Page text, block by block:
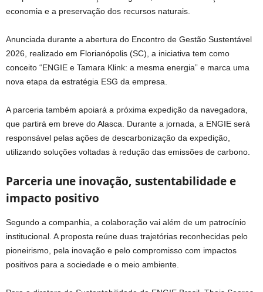
economia e a preservação dos recursos naturais.
Anunciada durante a abertura do Encontro de Gestão Sustentável
2026, realizado em Florianópolis (SC), a iniciativa tem como
conceito “ENGIE e Tamara Klink: a mesma energia” e marca uma
nova etapa da estratégia ESG da empresa.
A parceria também apoiará a próxima expedição da navegadora,
que partirá em breve do Alasca. Durante a jornada, a ENGIE será
responsável pelas ações de descarbonização da expedição,
utilizando soluções voltadas à redução das emissões de carbono.
Parceria une inovação, sustentabilidade e
impacto positivo
Segundo a companhia, a colaboração vai além de um patrocínio
institucional. A proposta reúne duas trajetórias reconhecidas pelo
pioneirismo, pela inovação e pelo compromisso com impactos
positivos para a sociedade e o meio ambiente.